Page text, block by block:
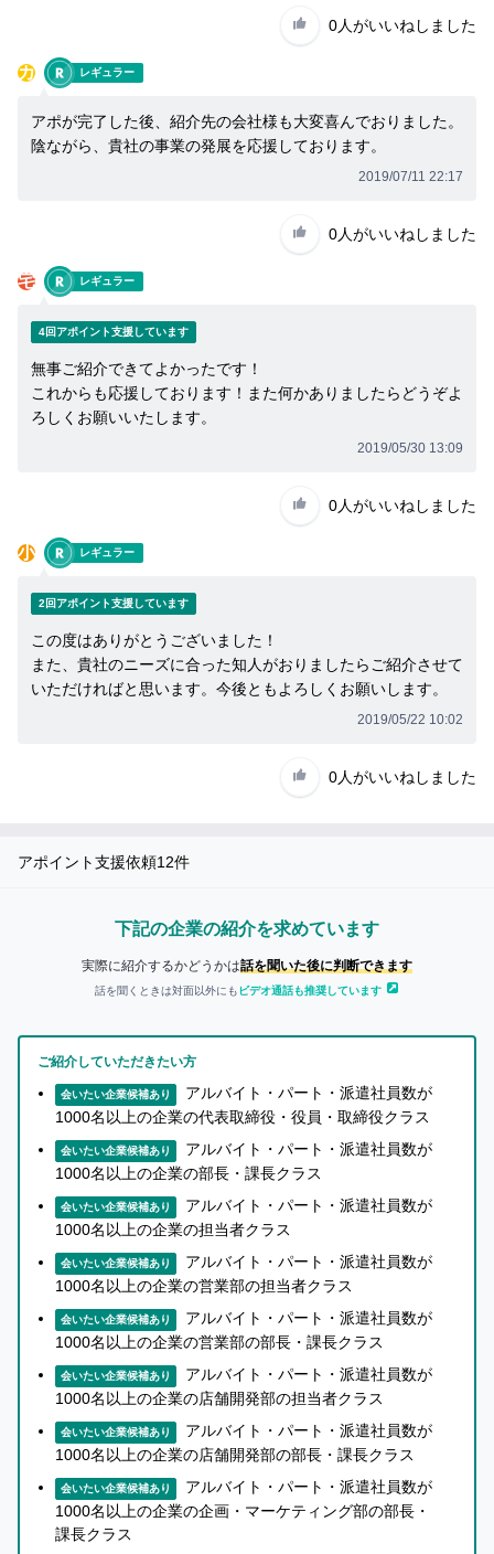
0人がいいねしました
カ レギュラー
アポが完了した後、紹介先の会社様も大変喜んでおりました。
陰ながら、貴社の事業の発展を応援しております。
2019/07/11 22:17
0人がいいねしました
宅 レギュラー
4回アポイント支援しています
無事ご紹介できてよかったです！
これからも応援しております！また何かありましたらどうぞよ
ろしくお願いいたします。
2019/05/30 13:09
0人がいいねしました
小 レギュラー
2回アポイント支援しています
この度はありがとうございました！
また、貴社のニーズに合った知人がおりましたらご紹介させて
いただければと思います。今後ともよろしくお願いします。
2019/05/22 10:02
0人がいいねしました
アポイント支援依頼12件
下記の企業の紹介を求めています
実際に紹介するかどうかは話を聞いた後に判断できます
話を聞くときは対面以外にも ビデオ通話も推奨しています
ご紹介していただきたい方
会いたい企業候補あり
アルバイト・パート・派遣社員数が
1000名以上の企業の代表取締役・役員・取締役クラス
会いたい企業候補あり
アルバイト・パート・派遣社員数が
1000名以上の企業の部長・課長クラス
会いたい企業候補あり
アルバイト・パート・派遣社員数が
1000名以上の企業の担当者クラス
会いたい企業候補あり
アルバイト・パート・派遣社員数が
1000名以上の企業の営業部の担当者クラス
会いたい企業候補あり
アルバイト・パート・派遣社員数が
1000名以上の企業の営業部の部長・課長クラス
会いたい企業候補あり
アルバイト・パート・派遣社員数が
1000名以上の企業の店舗開発部の担当者クラス
会いたい企業候補あり
アルバイト・パート・派遣社員数が
1000名以上の企業の店舗開発部の部長・課長クラス
会いたい企業候補あり
アルバイト・パート・派遣社員数が
1000名以上の企業の企画・マーケティング部の部長・
課長クラス